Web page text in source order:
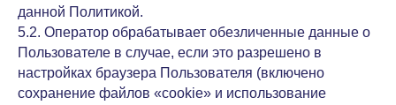
данной Политикой.
5.2. Оператор обрабатывает обезличенные данные о
Пользователе в случае, если это разрешено в
настройках браузера Пользователя (включено
сохранение файлов «cookie» и использование